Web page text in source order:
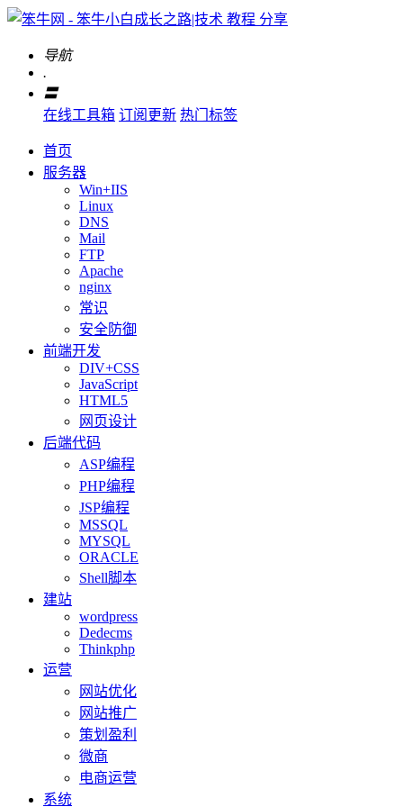
导航
.
〓
在线工具箱 订阅更新 热门标签
首页
服务器
Win+IIS
Linux
DNS
Mail
FTP
Apache
nginx
常识
安全防御
前端开发
DIV+CSS
JavaScript
HTML5
网页设计
后端代码
ASP编程
PHP编程
JSP编程
MSSQL
MYSQL
ORACLE
Shell脚本
建站
wordpress
Dedecms
Thinkphp
运营
网站优化
网站推广
策划盈利
微商
电商运营
系统